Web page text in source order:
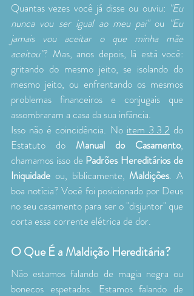
Quantas vezes você já disse ou ouviu: "Eu
nunca vou ser igual ao meu pai" ou "Eu
jamais vou aceitar o que minha mãe
aceitou"? Mas, anos depois, lá está você:
gritando do mesmo jeito, se isolando do
mesmo jeito, ou enfrentando os mesmos
problemas financeiros e conjugais que
assombraram a casa da sua infância.
Isso não é coincidência. No item 3.3.2 do
Estatuto do Manual do Casamento,
chamamos isso de Padrões Hereditários de
Iniquidade ou, biblicamente, Maldições. A
boa notícia? Você foi posicionado por Deus
no seu casamento para ser o "disjuntor" que
corta essa corrente elétrica de dor.
O Que É a Maldição Hereditária?
Não estamos falando de magia negra ou